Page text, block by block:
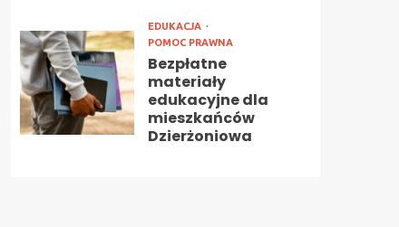
EDUKACJA
POMOC PRAWNA
Bezpłatne
materiały
edukacyjne dla
mieszkańców
Dzierżoniowa